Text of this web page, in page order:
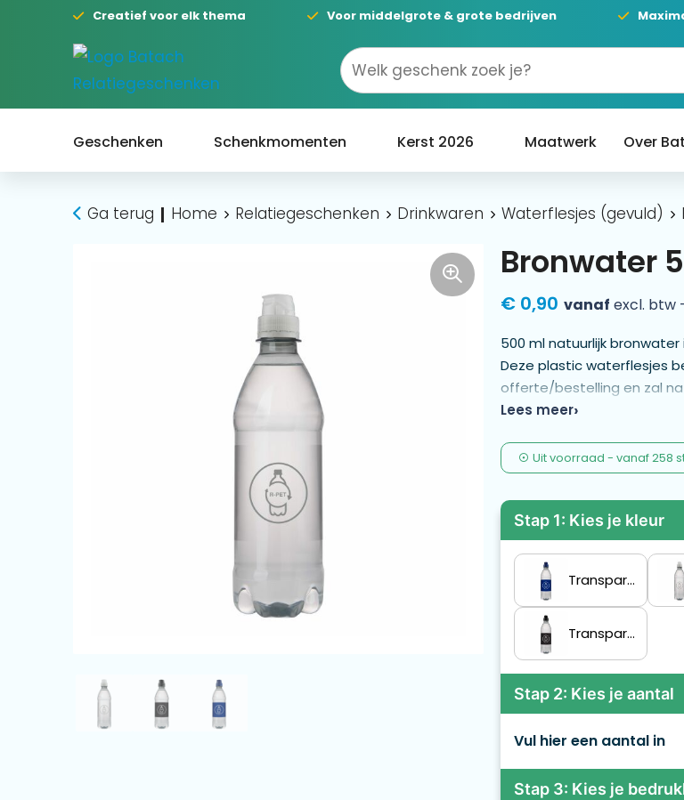
Creatief voor elk thema Voor middelgrote & grote bedrijven
Geschenken Schenkmomenten Kerst 2026 Maatwerk Over
Ga terug Home Relatiegeschenken Drinkwaren Waterflesjes (gevuld)
Bronwater
€ 0,90 vanaf excl. btw
500 ml natuurlijk
Deze plastic waterflesjes
offerte/bestelling en zal
Lees meer
Uit voorraad - vanaf258
Stap 1: Kies je kleur
Transparant/Blauw
Transparant/Zwart
Stap 2: Kies je aantal
Vul hier een aantal in
Stap 3: Kies je